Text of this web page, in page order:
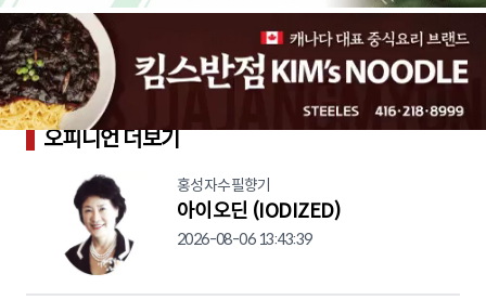
오피니언 더보기
홍성자수필향기
아이오딘 (IODIZED)
2026-08-06 13:43:39